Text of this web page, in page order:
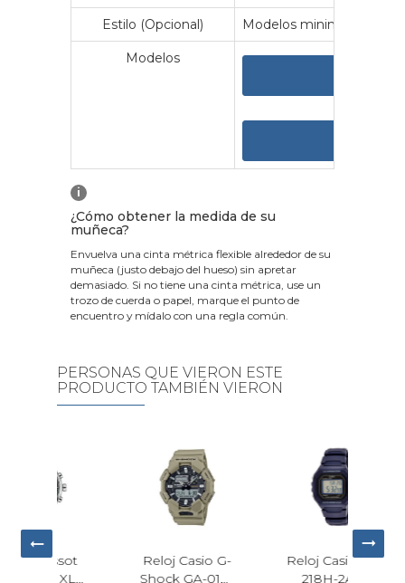
Estilo (Opcional) Modelos minimalistas y
Modelos
i
¿Cómo obtener la medida de su
muñeca?
Envuelva una cinta métrica flexible alrededor de su
muñeca (justo debajo del hueso) sin apretar
demasiado. Si no tiene una cinta métrica, use un
trozo de cuerda o papel, marque el punto de
encuentro y mídalo con una regla común.
PERSONAS QUE VIERON ESTE
PRODUCTO TAMBIÉN VIERON
Reloj Casio G-
Shock GA-010-
Reloj Casio W-
218H-2AV